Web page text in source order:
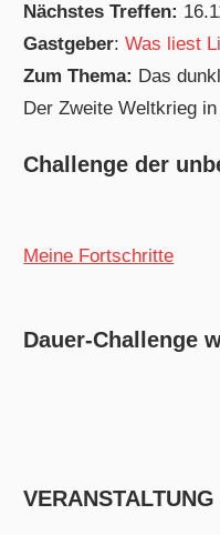
Nächstes Treffen:
Gastgeber:Was liest
Zum Thema: Das
Der Zweite Weltkrieg
Challenge der
Meine Fortschritte
Dauer-Challenge
VERANSTALTUNG